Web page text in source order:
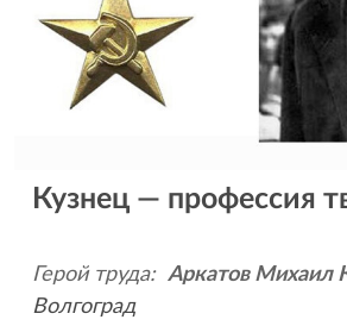
Кузнец — профессия
Герой труда: Аркатов Михаил
Волгоград